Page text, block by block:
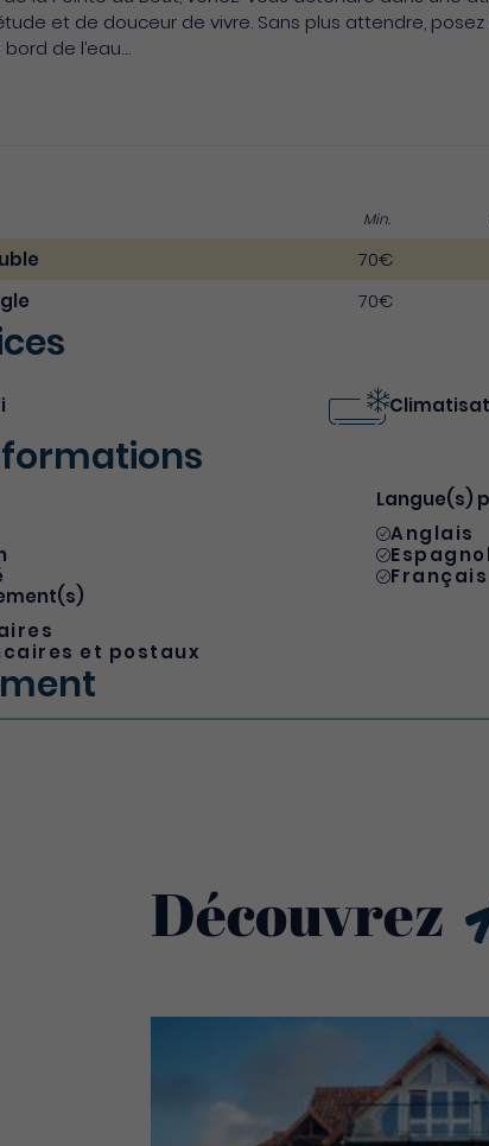
et de douceur de vivre. Sans plus attendre,
de l’eau…
Min.
70€
70€
Langue(s)
Anglais
Espagnol
Français
et postaux
Découvrez